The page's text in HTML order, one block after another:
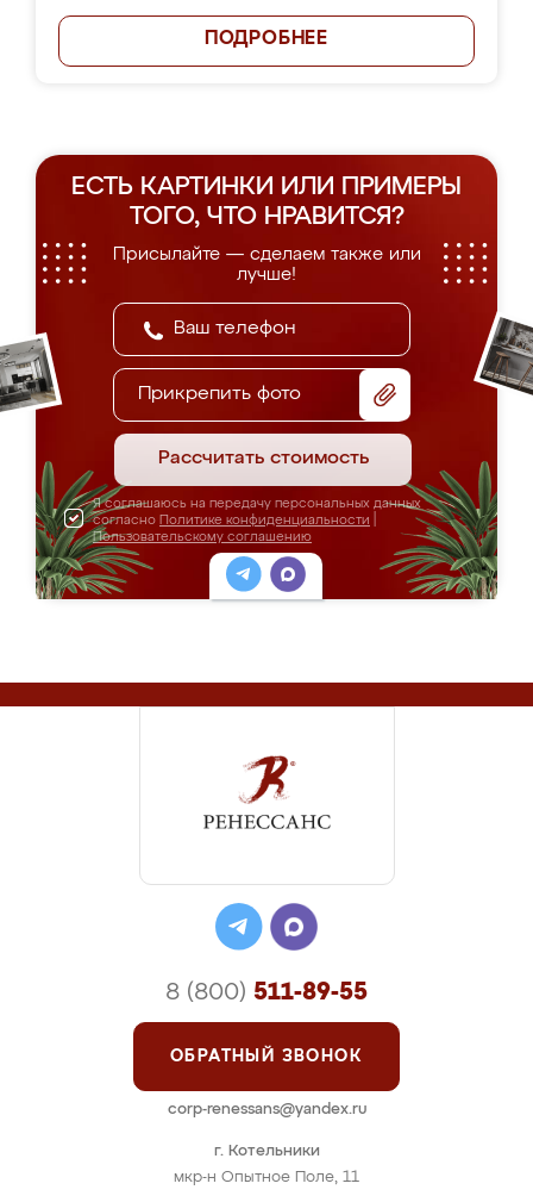
ПОДРОБНЕЕ
ЕСТЬ КАРТИНКИ ИЛИ ПРИМЕРЫ
ТОГО, ЧТО НРАВИТСЯ?
Присылайте — сделаем также или
лучше!
Прикрепить фото
Рассчитать стоимость
Я соглашаюсь на передачу персональных данных
согласно Политике конфиденциальности
Пользовательскому соглашению
г. Котельники
мкр-н Опытное Поле, 11
8 (800) 511-89-55
ОБРАТНЫЙ ЗВОНОК
corp-renessans@yandex.ru